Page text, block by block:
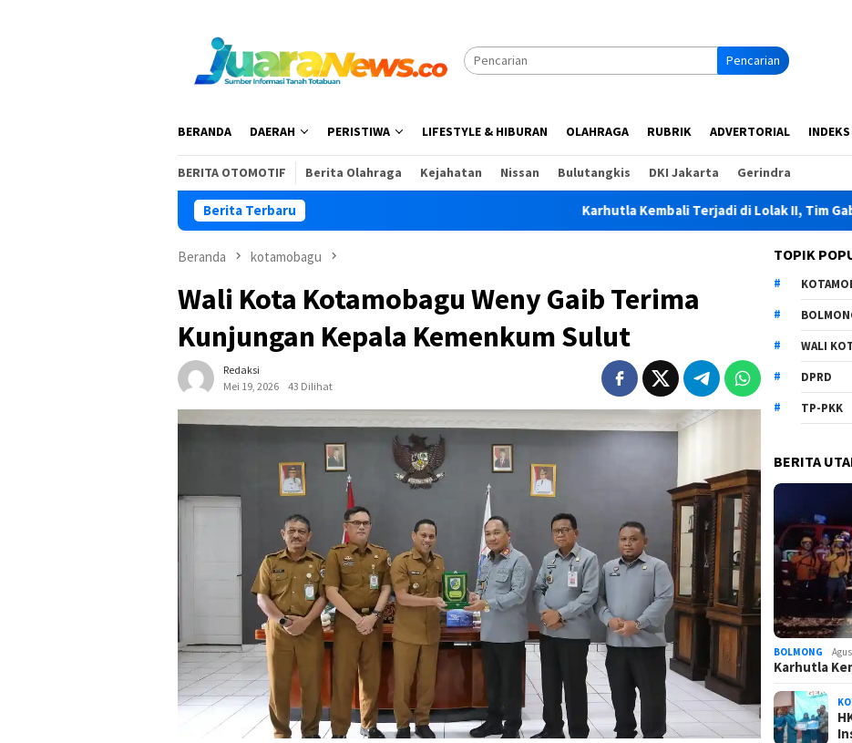
Pencarian
BERANDA DAERAH PERISTIWA LIFESTYLE & HIBURAN OLAHRAGA RUBRIK ADVERTORIAL INDEKS
BERITA OTOMOTIF Berita Olahraga Kejahatan Nissan Bulutangkis DKI Jakarta Gerindra
Berita Terbaru Karhutla Kembali Terjadi di Lolak II, Tim Gabungan
Beranda kotamobagu
Wali Kota Kotamobagu Weny Gaib Terima
Kunjungan Kepala Kemenkum Sulut
Redaksi
Mei 19, 2026
43 Dilihat
TOPIK
WALI
DPRD
TP-PKK
BERITA
BOLMONG
Karhutla